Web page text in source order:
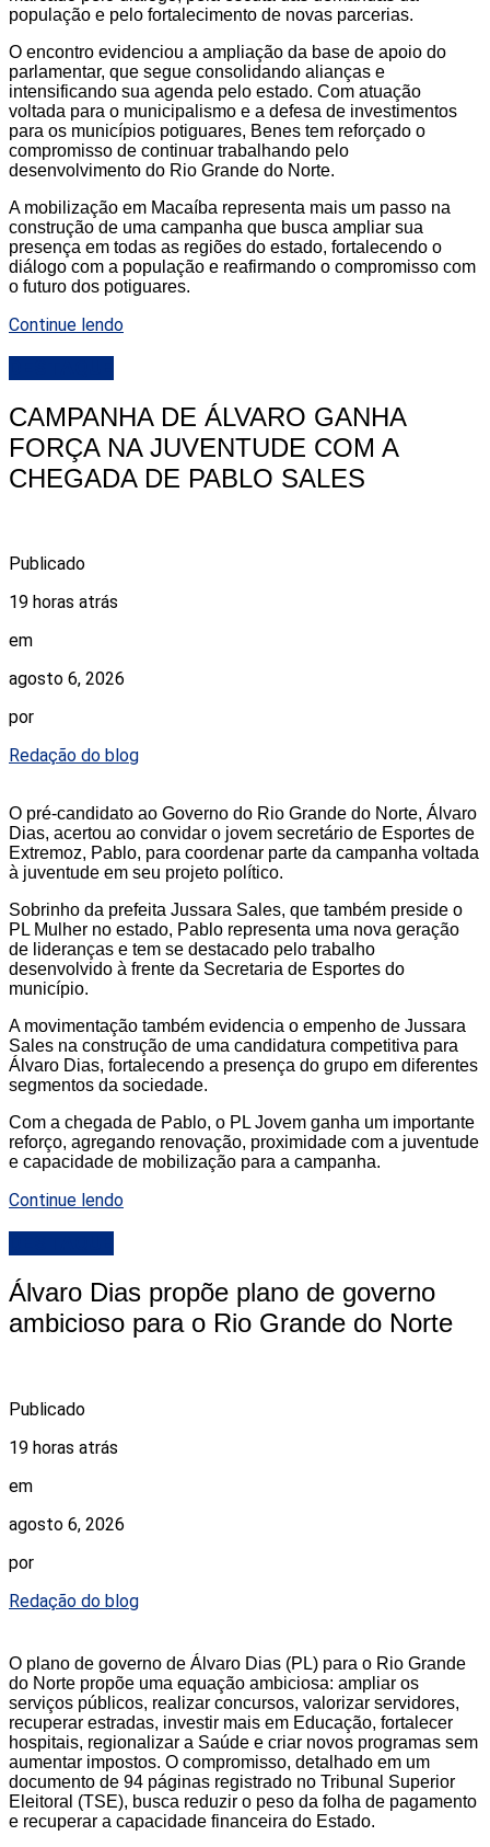
população e pelo fortalecimento de novas parcerias.
O encontro evidenciou a ampliação da base de apoio do
parlamentar, que segue consolidando alianças e
intensificando sua agenda pelo estado. Com atuação
voltada para o municipalismo e a defesa de investimentos
para os municípios potiguares, Benes tem reforçado o
compromisso de continuar trabalhando pelo
desenvolvimento do Rio Grande do Norte.
A mobilização em Macaíba representa mais um passo na
construção de uma campanha que busca ampliar sua
presença em todas as regiões do estado, fortalecendo o
diálogo com a população e reafirmando o compromisso com
o futuro dos potiguares.
Continue lendo
CAMPANHA DE ÁLVARO GANHA
FORÇA NA JUVENTUDE COM A
CHEGADA DE PABLO SALES
Publicado
19 horas atrás
em
agosto 6, 2026
por
Redação do blog
O pré-candidato ao Governo do Rio Grande do Norte, Álvaro
Dias, acertou ao convidar o jovem secretário de Esportes de
Extremoz, Pablo, para coordenar parte da campanha voltada
à juventude em seu projeto político.
Sobrinho da prefeita Jussara Sales, que também preside o
PL Mulher no estado, Pablo representa uma nova geração
de lideranças e tem se destacado pelo trabalho
desenvolvido à frente da Secretaria de Esportes do
município.
A movimentação também evidencia o empenho de Jussara
Sales na construção de uma candidatura competitiva para
Álvaro Dias, fortalecendo a presença do grupo em diferentes
segmentos da sociedade.
Com a chegada de Pablo, o PL Jovem ganha um importante
reforço, agregando renovação, proximidade com a juventude
e capacidade de mobilização para a campanha.
Continue lendo
Álvaro Dias propõe plano de governo
ambicioso para o Rio Grande do Norte
Publicado
19 horas atrás
em
agosto 6, 2026
por
Redação do blog
O plano de governo de Álvaro Dias (PL) para o Rio Grande
do Norte propõe uma equação ambiciosa: ampliar os
serviços públicos, realizar concursos, valorizar servidores,
recuperar estradas, investir mais em Educação, fortalecer
hospitais, regionalizar a Saúde e criar novos programas sem
aumentar impostos. O compromisso, detalhado em um
documento de 94 páginas registrado no Tribunal Superior
Eleitoral (TSE), busca reduzir o peso da folha de pagamento
e recuperar a capacidade financeira do Estado.